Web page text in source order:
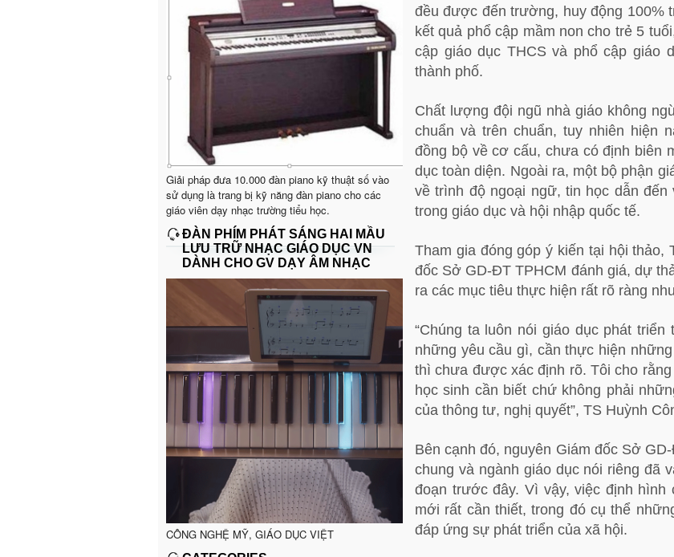
Giải pháp đưa 10.000 đàn piano kỹ thuật số vào
sử dụng là trang bị kỹ năng đàn piano cho các
giáo viên dạy nhạc trường tiểu học.
ĐÀN PHÍM PHÁT SÁNG HAI MẦU
LƯU TRỮ NHẠC GIÁO DỤC VN
DÀNH CHO GV DẠY ÂM NHẠC
CÔNG NGHỆ MỸ, GIÁO DỤC VIỆT
đều được đến trường, huy động 100%
kết quả phổ cập mầm non cho trẻ 5
cập giáo dục THCS và phổ cập giáo
thành phố.
Chất lượng đội ngũ nhà giáo không
chuẩn và trên chuẩn, tuy nhiên hiện
đồng bộ về cơ cấu, chưa có định biên
dục toàn diện. Ngoài ra, một bộ phận
về trình độ ngoại ngữ, tin học dẫn
trong giáo dục và hội nhập quốc tế.
Tham gia đóng góp ý kiến tại hội thảo,
đốc Sở GD-ĐT TPHCM đánh giá, dự
ra các mục tiêu thực hiện rất rõ ràng
“Chúng ta luôn nói giáo dục phát
những yêu cầu gì, cần thực hiện
thì chưa được xác định rõ. Tôi cho
học sinh cần biết chứ không phải
của thông tư, nghị quyết”, TS Huỳnh
Bên cạnh đó, nguyên Giám đốc Sở
chung và ngành giáo dục nói riêng đã
đoạn trước đây. Vì vậy, việc định hình
mới rất cần thiết, trong đó cụ thể
đáp ứng sự phát triển của xã hội.